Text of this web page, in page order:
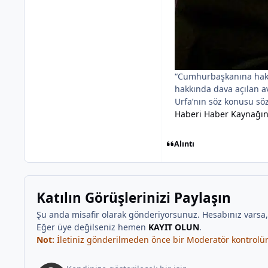
“Cumhurbaşkanına
hakkında dava açılan
Urfa’nın söz konusu
Haberi Haber
Alıntı
Katılın Görüşlerinizi Paylaşın
Şu anda misafir olarak gönderiyorsunuz. Hesabınız
Eğer üye değilseniz hemen KAYIT OLUN.
Not: İletiniz gönderilmeden önce bir Moderatör